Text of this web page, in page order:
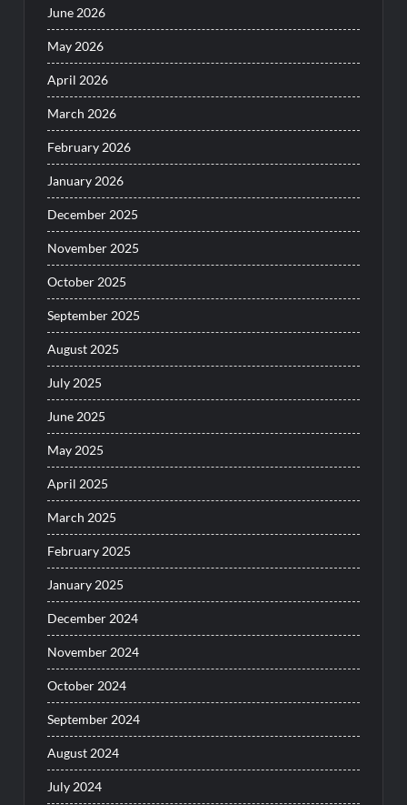
June 2026
May 2026
April 2026
March 2026
February 2026
January 2026
December 2025
November 2025
October 2025
September 2025
August 2025
July 2025
June 2025
May 2025
April 2025
March 2025
February 2025
January 2025
December 2024
November 2024
October 2024
September 2024
August 2024
July 2024